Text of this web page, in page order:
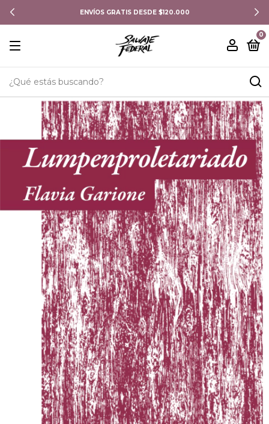
ENVÍOS GRATIS DESDE $120.000
0